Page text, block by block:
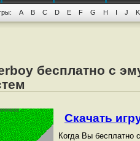
A B C D E F G H I J K
бесплатно с
Скачать
Когда Вы бесплатно